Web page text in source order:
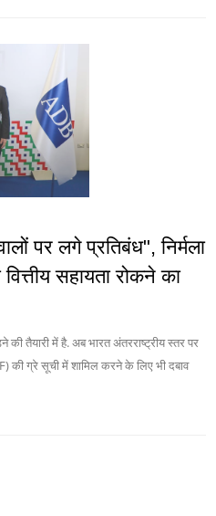
पर लगे प्रतिबंध", निर्मला
सहायता रोकने का
तैयारी में है. अब भारत अंतरराष्ट्रीय स्तर पर
की ग्रे सूची में शामिल करने के लिए भी दबाव